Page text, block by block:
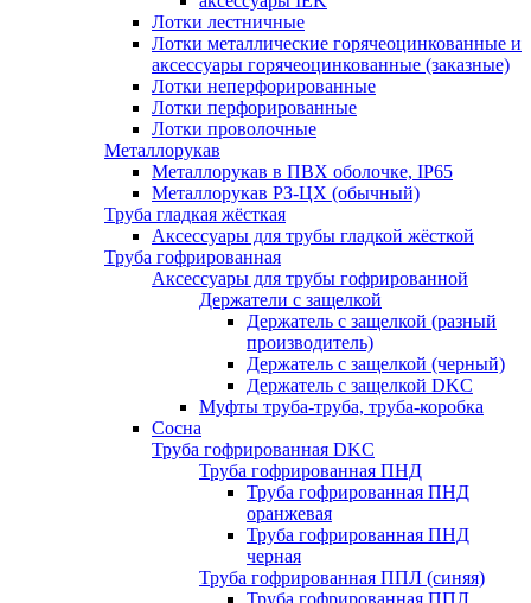
Лотки лестничные
Лотки металлические горячеоцинкованные и
аксессуары горячеоцинкованные (заказные)
Лотки неперфорированные
Лотки перфорированные
Лотки проволочные
Металлорукав
Металлорукав в ПВХ оболочке, IP65
Металлорукав РЗ-ЦХ (обычный)
Труба гладкая жёсткая
Аксессуары для трубы гладкой жёсткой
Труба гофрированная
Аксессуары для трубы гофрированной
Держатели с защелкой
Держатель с защелкой (разный
производитель)
Держатель с защелкой (черный)
Держатель с защелкой DKC
Муфты труба-труба, труба-коробка
Сосна
Труба гофрированная DKC
Труба гофрированная ПНД
Труба гофрированная ПНД
оранжевая
Труба гофрированная ПНД
черная
Труба гофрированная ППЛ (синяя)
Труба гофрированная ППЛ